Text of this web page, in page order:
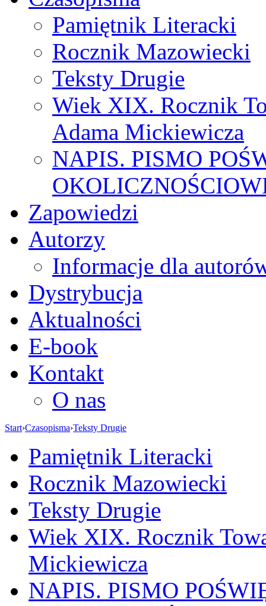
Pamiętnik Literacki
Rocznik Mazowiecki
Teksty Drugie
Wiek XIX. Rocznik
Adama Mickiewicza
NAPIS. PISMO
Zapowiedzi
Autorzy
Informacje dla
Dystrybucja
Aktualności
E-book
Kontakt
O nas
Start›Czasopisma›Teksty Drugie
Pamiętnik Literacki
Rocznik Mazowiecki
Teksty Drugie
Wiek XIX. Rocznik
Mickiewicza
NAPIS. PISMO